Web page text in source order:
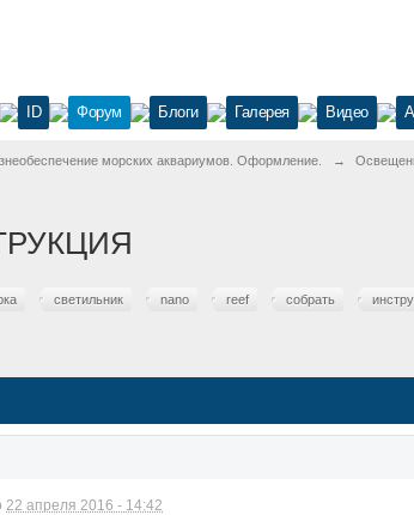
ID Форум Блоги Галерея Видео
морских аквариумов. Оформление. →
светильник nano reef собрать
22 апреля 2016 - 14:42